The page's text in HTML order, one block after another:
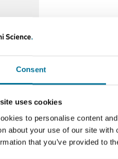
Consent
uses cookies
to personalise content
about your use of our site
that you’ve provided to